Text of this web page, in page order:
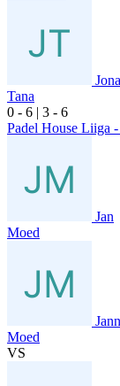
Tana
0 - 6 | 3 - 6
Padel House Liiga
Jan
Moed
Moed
VS